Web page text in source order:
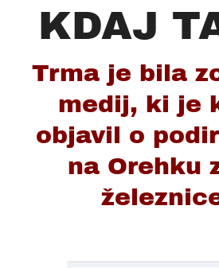
KDAJ
Trma je bila
medij, ki je
objavil o
na Orehku